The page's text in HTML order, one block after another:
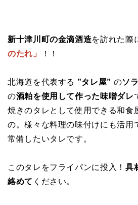
新十津川町の金滴酒造を訪れた際
のたれ」
！！
北海道を代表する ‟タレ屋” のソ
の酒粕を使用して作った味噌ダレ
焼きのタレとして使用できる和食
の。様々な料理の味付けにも活用
常備したいタレです。
このタレをフライパンに投入！ 具
絡めて ください。